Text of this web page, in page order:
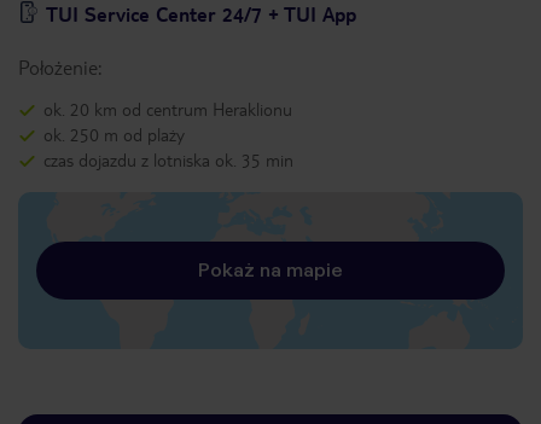
TUI Service Center 24/7 + TUI App
Położenie:
ok. 20 km od centrum Heraklionu
ok. 250 m od plaży
czas dojazdu z lotniska ok. 35 min
Pokaż na mapie